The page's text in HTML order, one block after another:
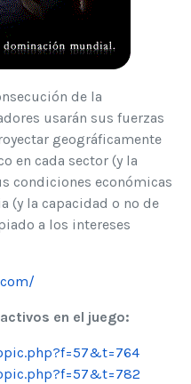
de la
usarán sus fuerzas
geográficamente
en cada sector (y la
condiciones económicas
(y la capacidad o no de
a los intereses
en el juego: